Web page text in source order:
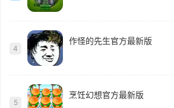
4
作怪的先生官方最新版
5
烹饪幻想官方最新版